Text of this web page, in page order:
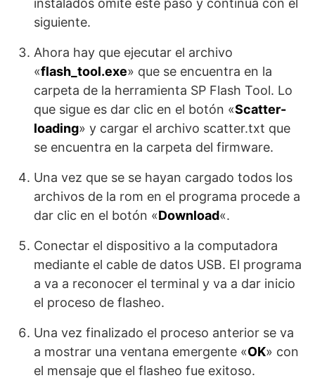
instalados omite este paso y continua con el
siguiente.
Ahora hay que ejecutar el archivo
«flash_tool.exe» que se encuentra en la
carpeta de la herramienta SP Flash Tool. Lo
que sigue es dar clic en el botón «Scatter-
loading» y cargar el archivo scatter.txt que
se encuentra en la carpeta del firmware.
Una vez que se se hayan cargado todos los
archivos de la rom en el programa procede a
dar clic en el botón «Download«.
Conectar el dispositivo a la computadora
mediante el cable de datos USB. El programa
a va a reconocer el terminal y va a dar inicio
el proceso de flasheo.
Una vez finalizado el proceso anterior se va
a mostrar una ventana emergente «OK» con
el mensaje que el flasheo fue exitoso.